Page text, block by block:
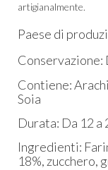
artigianalmente.
​Paese di
Conservazione:
Contiene:
Soia
Durata: Da 12 a
Ingredienti:
18%, zucchero,